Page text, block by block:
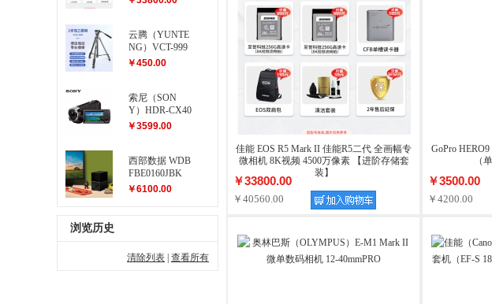
佳能 EOS R5 Mark II 佳能R5二代 全画幅专
微相机 8K视频 4500万像素 【进阶存储套
装】
￥33800.00
￥40560.00
GoPro
（
￥3500.00
￥4200.00
云腾（YUNTE
NG）VCT-999
大型三脚架
￥450.00
索尼（SON
Y）HDR-CX40
5 高清数码摄
￥3599.00
西部数据 WDB
FBE0160JBK
My Book Duo...
￥6100.00
浏览历史
清除列表 查看所有